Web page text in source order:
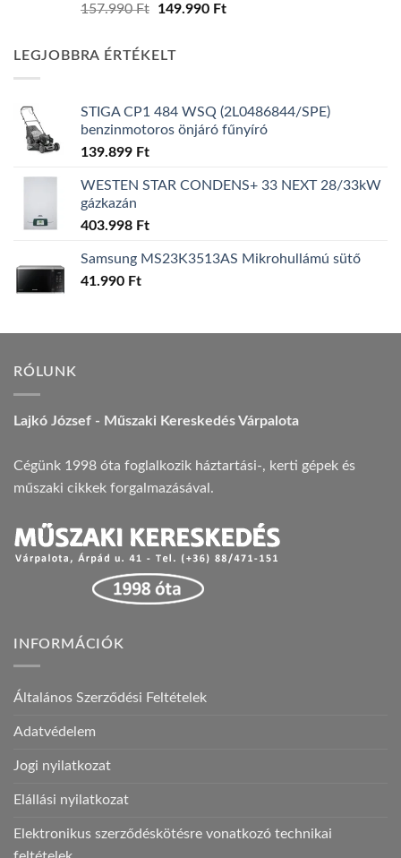
157.990Ft
Original
157.990 Ft.
149.990 FtCurrent
LEGJOBBRA ÉRTÉKELT
STIGA CP1 484 WSQ (2L0486844/SPE)
benzinmotoros önjáró fűnyíró
139.899 Ft
WESTEN STAR CONDENS+ 33 NEXT 28/33kW
gázkazán
403.998 Ft
Samsung MS23K3513AS Mikrohullámú sütő
41.990 Ft
RÓLUNK
Lajkó József - Műszaki Kereskedés Várpalota
Cégünk 1998 óta foglalkozik háztartási-, kerti gépek és
műszaki cikkek forgalmazásával.
INFORMÁCIÓK
Általános Szerződési Feltételek
Adatvédelem
Jogi nyilatkozat
Elállási nyilatkozat
Elektronikus szerződéskötésre vonatkozó technikai